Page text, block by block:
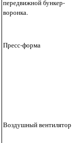
передвижной бункер-
воронка.
Пресс-форма
Воздушный вентилятор